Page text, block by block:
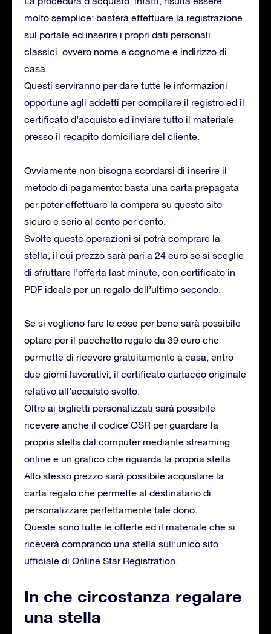
molto semplice: basterà effettuare la registrazione
sul portale ed inserire i propri dati personali
classici, ovvero nome e cognome e indirizzo di
casa.
Questi serviranno per dare tutte le informazioni
opportune agli addetti per compilare il registro ed il
certificato d’acquisto ed inviare tutto il materiale
presso il recapito domiciliare del cliente.
Ovviamente non bisogna scordarsi di inserire il
metodo di pagamento: basta una carta prepagata
per poter effettuare la compera su questo sito
sicuro e serio al cento per cento.
Svolte queste operazioni si potrà comprare la
stella, il cui prezzo sarà pari a 24 euro se si sceglie
di sfruttare l’offerta last minute, con certificato in
PDF ideale per un regalo dell’ultimo secondo.
Se si vogliono fare le cose per bene sarà possibile
optare per il pacchetto regalo da 39 euro che
permette di ricevere gratuitamente a casa, entro
due giorni lavorativi, il certificato cartaceo originale
relativo all’acquisto svolto.
Oltre ai biglietti personalizzati sarà possibile
ricevere anche il codice OSR per guardare la
propria stella dal computer mediante streaming
online e un grafico che riguarda la propria stella.
Allo stesso prezzo sarà possibile acquistare la
carta regalo che permette al destinatario di
personalizzare perfettamente tale dono.
Queste sono tutte le offerte ed il materiale che si
riceverà comprando una stella sull’unico sito
ufficiale di Online Star Registration.
In che circostanza regalare
una stella